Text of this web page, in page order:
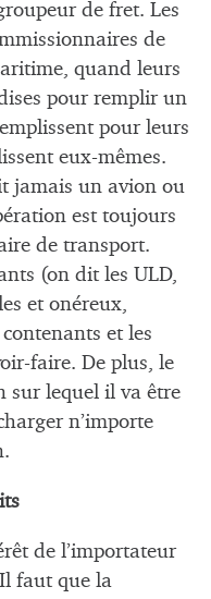
de fret. Les
de
quand leurs
pour remplir un
pour leurs
eux-mêmes.
jamais un avion ou
est toujours
de transport.
(on dit les ULD,
et onéreux,
et les
faire. De plus, le
sur lequel il va être
n’importe
de l’importateur
faut que la